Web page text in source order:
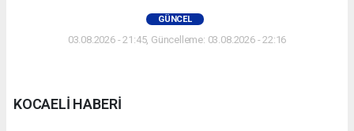
GÜNCEL
03.08.2026 - 21:45, Güncelleme: 03.08.2026 - 22:16
KOCAELİ HABERİ